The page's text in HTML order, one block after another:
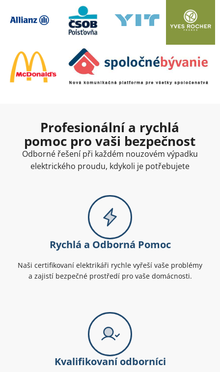
Profesionální a rychlá
pomoc pro vaši bezpečnost
Odborné řešení při každém nouzovém výpadku
elektrického proudu, kdykoli je potřebujete
Rychlá a Odborná Pomoc
Naši certifikovaní elektrikáři rychle vyřeší vaše problémy
a zajistí bezpečné prostředí pro vaše domácnosti.
Kvalifikovaní odborníci